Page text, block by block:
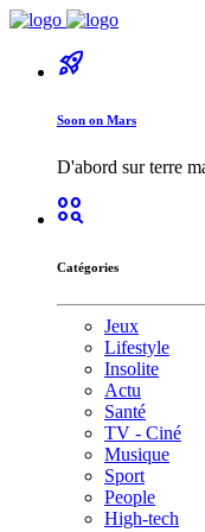
rocket_launch
Soon on Mars
D'abord sur terre
action_key
Catégories
Jeux
Lifestyle
Insolite
Actu
Santé
TV - Ciné
Musique
Sport
People
High-tech